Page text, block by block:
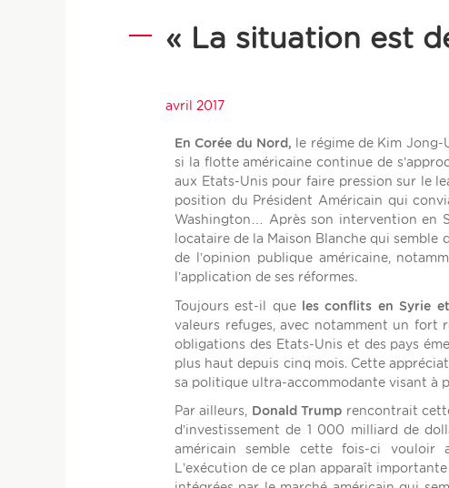
« La situation est
avril 2017
En Corée du Nord, le régime de Kim
si la flotte américaine continue de
aux Etats-Unis pour faire pression sur le
position du Président Américain qui
Washington… Après son intervention en
locataire de la Maison Blanche qui
de l’opinion publique américaine,
l’application de ses réformes.
Toujours est-il que les conflits en Syrie
valeurs refuges, avec notamment un fort
obligations des Etats-Unis et des pays
plus haut depuis cinq mois. Cette
sa politique ultra-accommodante visant à
Par ailleurs, Donald Trump rencontrait
d’investissement de 1 000 milliard de
américain semble cette fois-ci vouloir
L’exécution de ce plan apparaît